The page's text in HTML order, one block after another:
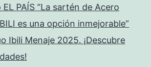
PAÍS “La sartén de Acero
es una opción inmejorable”
Ibili Menaje 2025. ¡Descubre